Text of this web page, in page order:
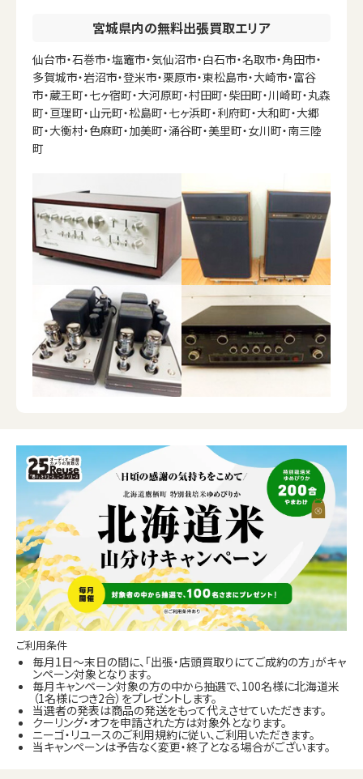
宮城県内の無料出張買取エリア
仙台市・石巻市・塩竈市・気仙沼市・白石市・名取市・角田市・
多賀城市・岩沼市・登米市・栗原市・東松島市・大崎市・富谷
市・蔵王町・七ヶ宿町・大河原町・村田町・柴田町・川崎町・丸森
町・亘理町・山元町・松島町・七ヶ浜町・利府町・大和町・大郷
町・大衡村・色麻町・加美町・涌谷町・美里町・女川町・南三陸
町
ご利用条件
毎月1日～末日の間に、「出張・店頭買取りにてご成約の方」がキャ
ンペーン対象となります。
毎月キャンペーン対象の方の中から抽選で、100名様に北海道米
（1名様につき2合）をプレゼントします。
当選者の発表は商品の発送をもって代えさせていただきます。
クーリング・オフを申請された方は対象外となります。
ニーゴ・リユースのご利用規約に従い、ご利用いただきます。
当キャンペーンは予告なく変更・終了となる場合がございます。